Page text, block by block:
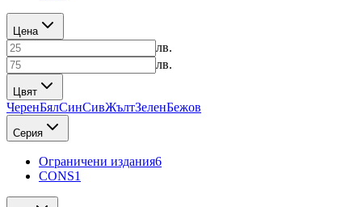
Цена
лв.
лв.
Цвят
ЧеренБялСинСивЖълтЗеленБежов
Серия
Ограничени издания6
CONS1